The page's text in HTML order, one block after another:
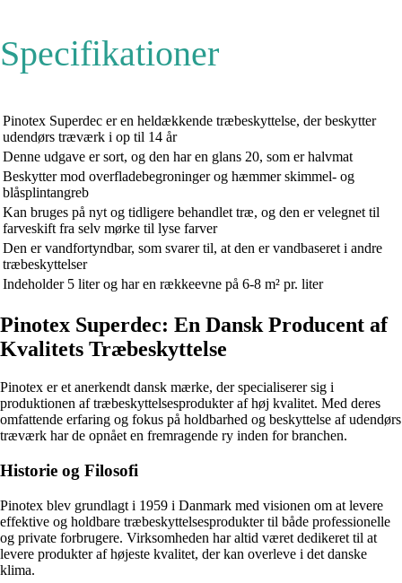
Specifikationer
Pinotex Superdec er en heldækkende træbeskyttelse, der beskytter
udendørs træværk i op til 14 år
Denne udgave er sort, og den har en glans 20, som er halvmat
Beskytter mod overfladebegroninger og hæmmer skimmel- og
blåsplintangreb
Kan bruges på nyt og tidligere behandlet træ, og den er velegnet til
farveskift fra selv mørke til lyse farver
Den er vandfortyndbar, som svarer til, at den er vandbaseret i andre
træbeskyttelser
Indeholder 5 liter og har en rækkeevne på 6-8 m² pr. liter
Pinotex Superdec: En Dansk Producent af
Kvalitets Træbeskyttelse
Pinotex er et anerkendt dansk mærke, der specialiserer sig i
produktionen af træbeskyttelsesprodukter af høj kvalitet. Med deres
omfattende erfaring og fokus på holdbarhed og beskyttelse af udendørs
træværk har de opnået en fremragende ry inden for branchen.
Historie og Filosofi
Pinotex blev grundlagt i 1959 i Danmark med visionen om at levere
effektive og holdbare træbeskyttelsesprodukter til både professionelle
og private forbrugere. Virksomheden har altid været dedikeret til at
levere produkter af højeste kvalitet, der kan overleve i det danske
klima.